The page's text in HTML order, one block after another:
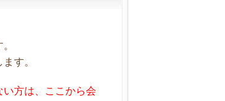
す。
方は、ここから会